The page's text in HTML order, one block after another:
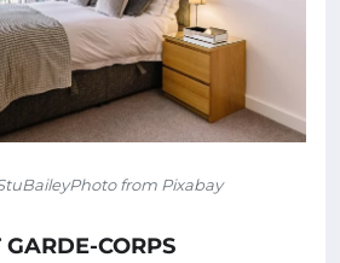
from Pixabay
CORPS